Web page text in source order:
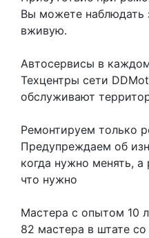
Вы можете наблюдать
вживую.
Автосервисы в
Техцентры сети
обслуживают
Ремонтируем только
Предупреждаем об
когда нужно менять,
что нужно
Мастера с опытом 10
82 мастера в штате